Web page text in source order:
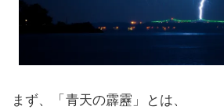
まず、「青天の霹靂」とは、